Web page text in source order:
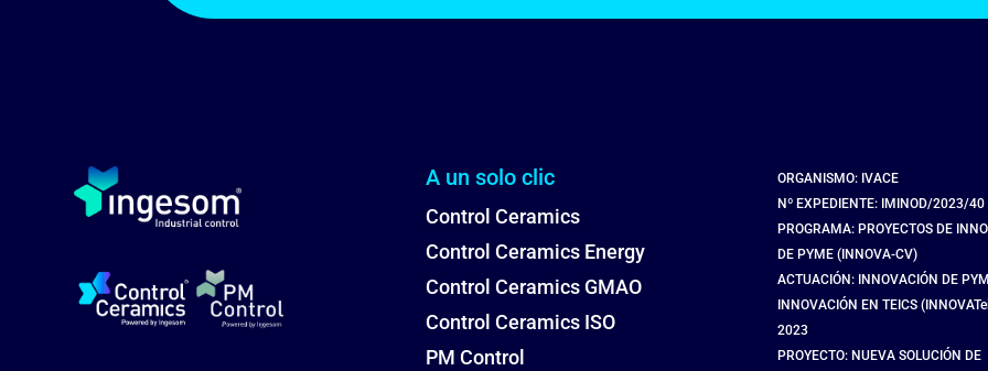
A un solo clic
Control Ceramics
Control Ceramics Energy
Control Ceramics GMAO
Control Ceramics ISO
PM Control
ORGANISMO: IVACE
Nº EXPEDIENTE: IMINOD/2023/40
PROGRAMA: PROYECTOS DE
DE PYME (INNOVA-CV)
ACTUACIÓN: INNOVACIÓN DE
INNOVACIÓN EN TEICS
2023
PROYECTO: NUEVA SOLUCIÓN DE